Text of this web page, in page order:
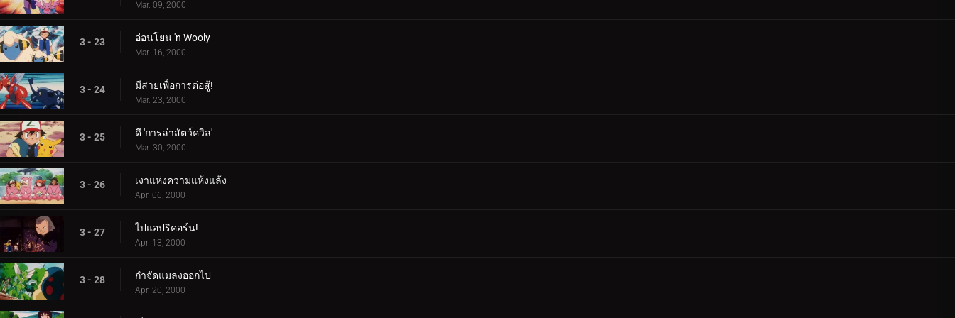
Mar. 09, 2000
3 - 23 อ่อนโยน 'n Wooly
Mar. 16, 2000
3 - 24 มีสายเพื่อการต่อสู้!
Mar. 23, 2000
3 - 25 ดี 'การล่าสัตว์ควิล'
Mar. 30, 2000
3 - 26 เงาแห่งความแห้งแล้ง
Apr. 06, 2000
3 - 27 ไปแอปริคอร์น!
Apr. 13, 2000
3 - 28 กำจัดแมลงออกไป
Apr. 20, 2000